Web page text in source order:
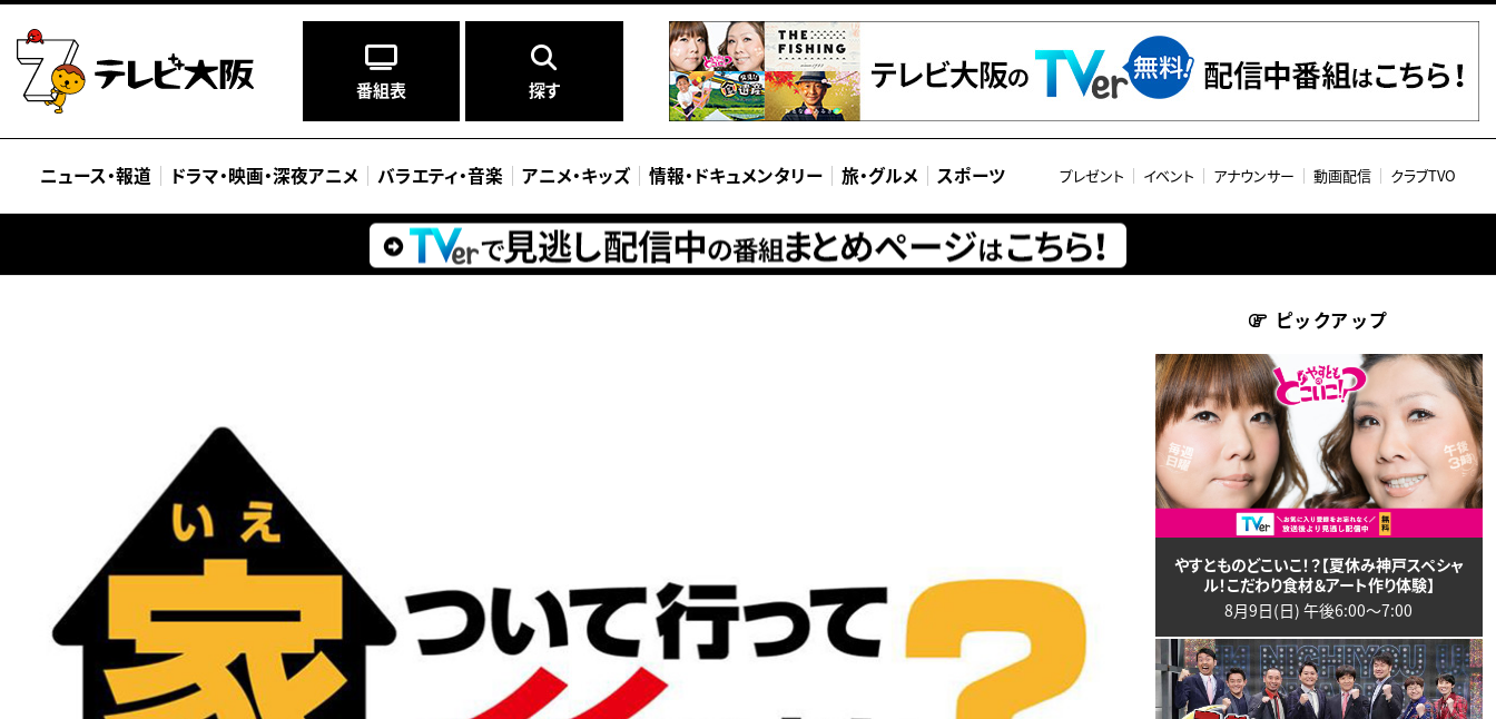
番組表 探す
ニュース・報道 ドラマ・映画・深夜アニメ バラエティ・音楽 アニメ・キッズ 情報・ ドキュメンタリー 旅・グルメ スポーツ プレゼント イベント アナウンサー 動画配信 クラブTVO
ピックアップ
やすとものどこいこ！？【夏休み神戸スペシャ
ル！こだわり食材＆アート作り体験】
8月9日(日) 午後6:00〜7:00